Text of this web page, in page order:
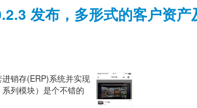
发布，多形式的客户资产
销存(ERP)系统并实现
列模块）是个不错的